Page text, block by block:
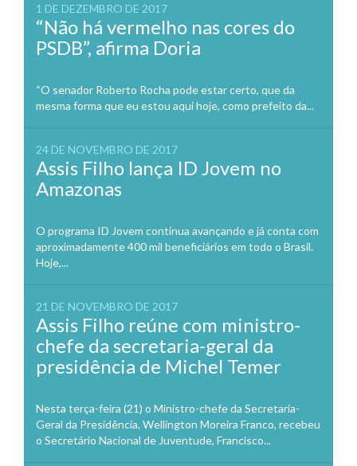
1 DE DEZEMBRO DE 2017
“Não há vermelho nas cores do
PSDB”, afirma Doria
“O senador Roberto Rocha pode estar certo, que da
mesma forma que eu estou aqui hoje, como prefeito da...
24 DE NOVEMBRO DE 2017
Assis Filho lança ID Jovem no
Amazonas
O programa ID Jovem continua avançando e já conta com
aproximadamente 400 mil beneficiários em todo o Brasil.
Hoje,...
21 DE NOVEMBRO DE 2017
Assis Filho reúne com ministro-
chefe da secretaria-geral da
presidência de Michel Temer
Nesta terça-feira (21) o Ministro-chefe da Secretaria-
Geral da Presidência, Wellington Moreira Franco, recebeu
o Secretário Nacional de Juventude, Francisco...